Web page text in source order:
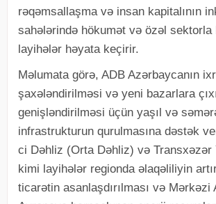
rəqəmsallaşma və insan kapitalının
sahələrində hökumət və özəl sektorla
layihələr həyata keçirir.
Məlumata görə, ADB Azərbaycanın
şaxələndirilməsi və yeni bazarlara
genişləndirilməsi üçün yaşıl və
infrastrukturun qurulmasına dəstək
ci Dəhliz (Orta Dəhliz) və Transxəzər
kimi layihələr regionda əlaqəliliyin
ticarətin asanlaşdırılması və Mərkəzi